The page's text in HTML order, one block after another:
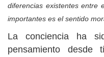
diferencias existentes
importantes es el sentido
La conciencia ha
pensamiento desde